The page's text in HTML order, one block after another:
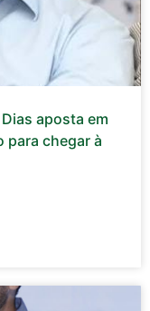
aposta em
para chegar à